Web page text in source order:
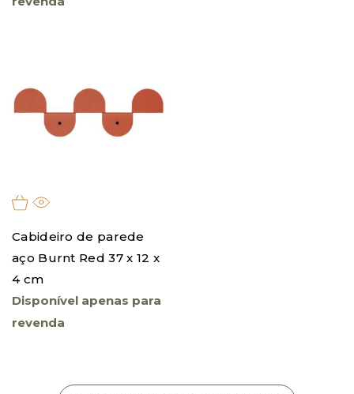
Cabideiro de parede
aço Burnt Red 37 x 12 x
4 cm
Disponível apenas para
revenda